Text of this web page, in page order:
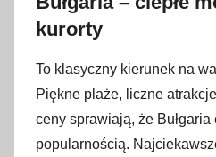
kurorty
To klasyczny kierunek na
Piękne plaże, liczne
ceny sprawiają, że Bułgaria
popularnością.